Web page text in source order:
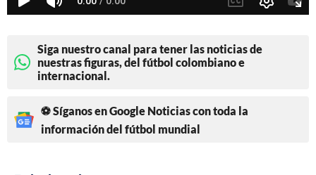
Siga nuestro canal para tener las noticias de
nuestras figuras, del fútbol colombiano e
internacional.
⚽ Síganos en Google Noticias con toda la
información del fútbol mundial